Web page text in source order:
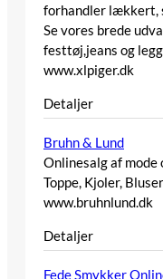
forhandler lækkert,
Se vores brede
festtøj,jeans og
www.xlpiger.dk
Detaljer
Bruhn & Lund
Onlinesalg af mode
Toppe, Kjoler,
www.bruhnlund.dk
Detaljer
Fede Smykker